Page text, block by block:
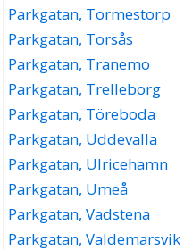
Parkgatan, Tormestorp
Parkgatan, Torsås
Parkgatan, Tranemo
Parkgatan, Trelleborg
Parkgatan, Töreboda
Parkgatan, Uddevalla
Parkgatan, Ulricehamn
Parkgatan, Umeå
Parkgatan, Vadstena
Parkgatan, Valdemarsvik